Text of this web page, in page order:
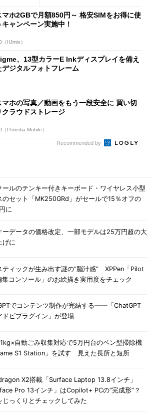
マホ2GBで月額850円～ 格安SIMをお得に使
キャンペーン実施中！
（IIJmio）
、13型カラーE Inkディスプレイを備え
デジタルフォトフレーム
マホの写真／動画をもう一段安全に 買い切
クラウドストレージ
（ITmedia Mobile）
Recommended by
ールのテンキー付きキーボード・ワイヤレス小型
のセット「MK250GRd」がセールで15％オフの
に
ーデータの価格改定、一部モデルは25万円超の大
げに
ティックが生み出す謎の“脳汁感” XPPen「Pilot
集コンソール」のお絵描き実用度をチェック
でコンテンツ制作が完結する――「ChatGPT
ドビプラグイン」が登場
自動ごみ収集対応で5万円台のペン型掃除機
S1 Station」を試す 見えた長所と短所
X2搭載「Surface Laptop 13.8インチ」
Pro 13インチ」はCopilot+ PCの“完成形”？
じっくりとチェックしてみた